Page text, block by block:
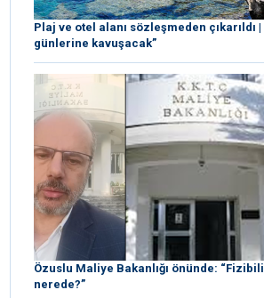
Plaj ve otel alanı sözleşmeden çıkarıldı
günlerine kavuşacak”
Özuslu Maliye Bakanlığı önünde:
nerede?”